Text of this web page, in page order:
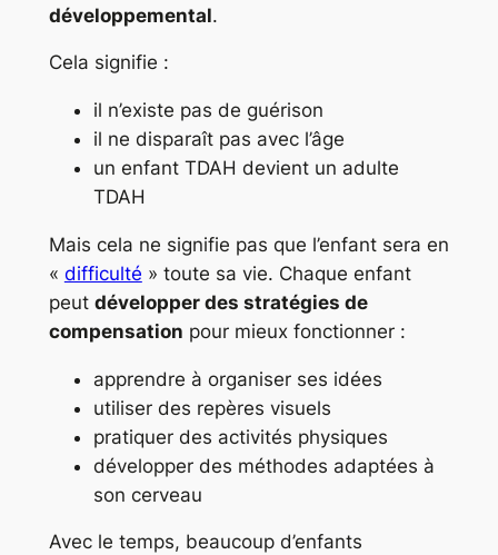
développemental.
Cela signifie :
il n’existe pas de guérison
il ne disparaît pas avec l’âge
un enfant TDAH devient un adulte
TDAH
Mais cela ne signifie pas que l’enfant sera en
« difficulté » toute sa vie. Chaque enfant
peut développer des stratégies de
compensation pour mieux fonctionner :
apprendre à organiser ses idées
utiliser des repères visuels
pratiquer des activités physiques
développer des méthodes adaptées à
son cerveau
Avec le temps, beaucoup d’enfants